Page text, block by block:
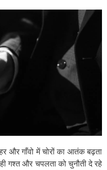
और गाँवो में चोरों का आतंक बढ़ता
गश्त और चपलता को चुनौती दे रहे